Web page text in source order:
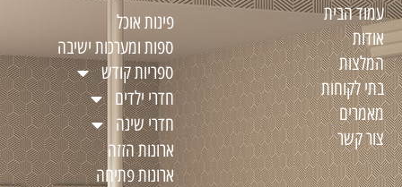
עמוד הבית
אודות
המלצות
בתי לקוחות
מאמרים
צור קשר
פינות אוכל
ספות ומערכות ישיבה
ספריות קודש
חדרי ילדים
חדרי שינה
ארונות הזזה
ארונות פתיחה